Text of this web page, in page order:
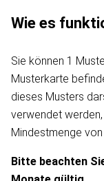
Wie es
Sie können 1
Musterkarte
dieses Musters
verwendet
Mindestmenge
Bitte beachten